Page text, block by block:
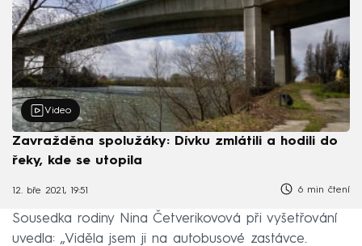
Video
Zavražděna spolužáky: Dívku zmlátili a hodili do
řeky, kde se utopila
12. bře 2021, 19:51 6 min čtení
Sousedka rodiny Nina Četverikovová při vyšetřování
uvedla: „Viděla jsem ji na autobusové zastávce.